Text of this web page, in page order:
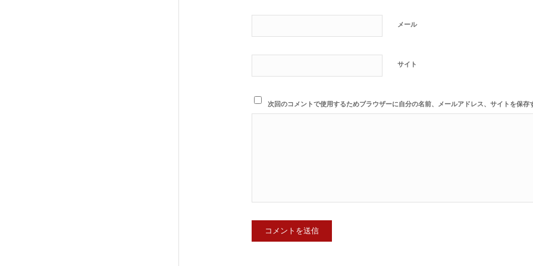
メール
サイト
次回のコメントで使用するためブラウザーに自分の名前、メールアドレス、サイトを保存